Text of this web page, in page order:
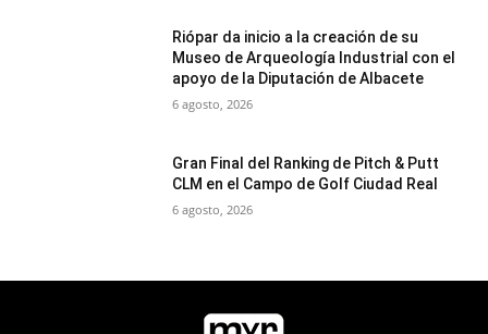
Riópar da inicio a la creación de su
Museo de Arqueología Industrial con el
apoyo de la Diputación de Albacete
6 agosto, 2026
Gran Final del Ranking de Pitch & Putt
CLM en el Campo de Golf Ciudad Real
6 agosto, 2026